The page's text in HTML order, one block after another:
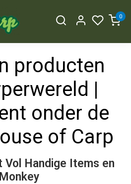
0
producten
|
onder de
of Carp
Vol Handige Items en